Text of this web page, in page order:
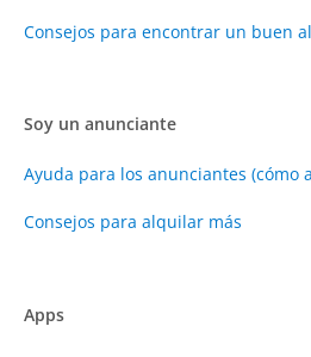
Consejos para encontrar un buen
Soy un anunciante
Ayuda para los anunciantes (cómo
Consejos para alquilar más
Apps